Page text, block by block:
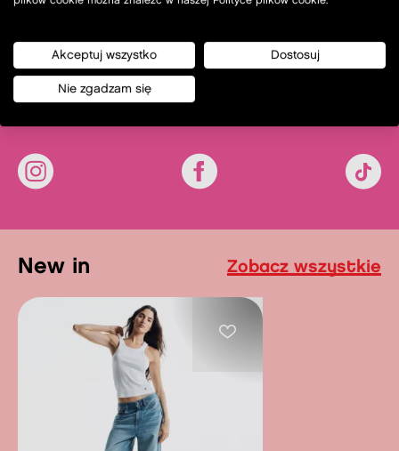
new in Zobacz wszystkie
Akceptuj wszystko Dostosuj
Nie zgadzam się